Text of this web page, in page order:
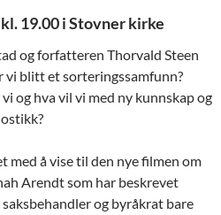
19.00 i Stovner kirke
og forfatteren Thorvald Steen
vi blitt et sorteringssamfunn?
og hva vil vi med ny kunnskap og
med å vise til den nye filmen om
Arendt som har beskrevet
og byråkrat bare